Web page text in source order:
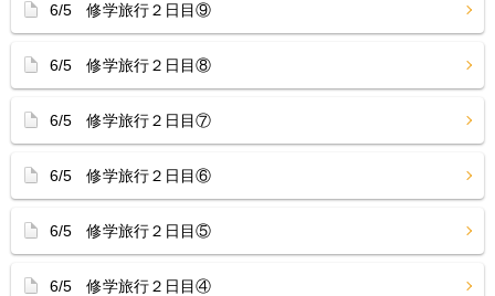
6/5 修学旅行２日目⑨
6/5 修学旅行２日目⑧
6/5 修学旅行２日目⑦
6/5 修学旅行２日目⑥
6/5 修学旅行２日目⑤
6/5 修学旅行２日目④